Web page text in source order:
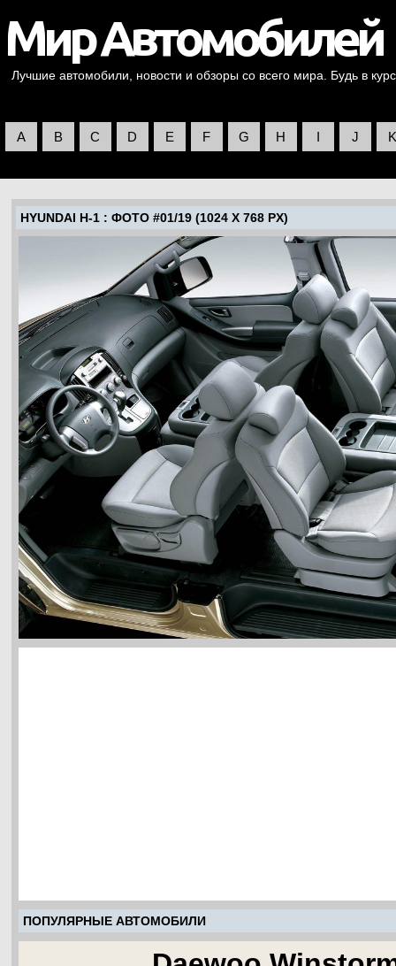
Лучшие автомобили, новости и обзоры со всего мира. Будь в
A B C D E F G H I J K
HYUNDAI H-1 : ФОТО #01/19 (1024 X 768 PX)
ПОПУЛЯРНЫЕ АВТОМОБИЛИ